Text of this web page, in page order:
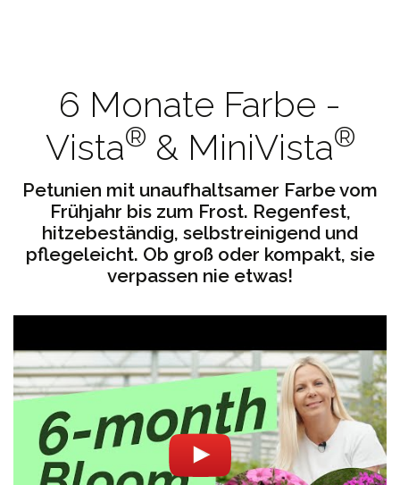
6 Monate Farbe -
Vista® & MiniVista®
Petunien mit unaufhaltsamer Farbe vom
Frühjahr bis zum Frost. Regenfest,
hitzebeständig, selbstreinigend und
pflegeleicht. Ob groß oder kompakt, sie
verpassen nie etwas!